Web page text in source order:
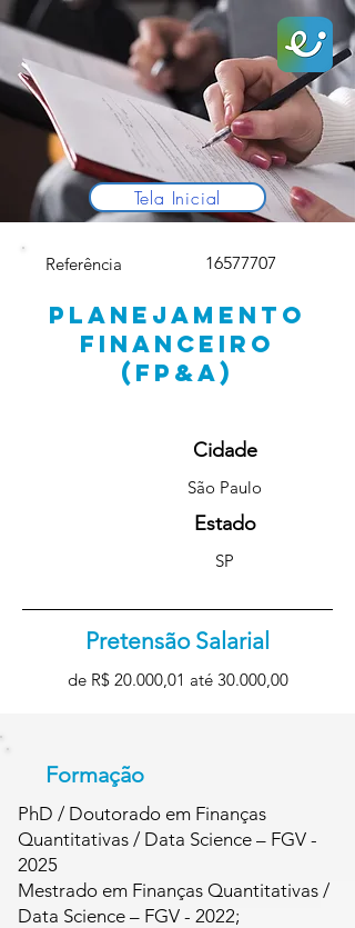
Tela Inicial
Referência 16577707
PLANEJAMENTO
FINANCEIRO
(FP&A)
Cidade
São Paulo
Estado
SP
Pretensão Salarial
de R$ 20.000,01 até 30.000,00
Formação
PhD / Doutorado em Finanças
Quantitativas / Data Science – FGV -
2025
Mestrado em Finanças Quantitativas /
Data Science – FGV - 2022;